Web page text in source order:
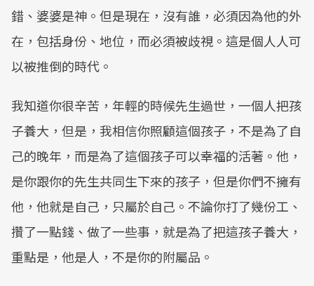
錯、婆婆是神。但是現在，沒有誰，必須因為他的外
在，包括身份、地位，而必須被歧視。這是個人人可
以被推倒的時代。
我知道你很辛苦，年輕的時候先生過世，一個人把孩
子養大，但是，我相信你照顧這個孩子，不是為了自
己的晚年，而是為了這個孩子可以幸福的活著。他，
是你跟你的先生共同生下來的孩子，但是你們不擁有
他，他就是自己，只屬於自己。不論你打了幾份工、
攢了一點錢、做了一些事，就是為了把這孩子養大，
重點是，他是人，不是你的附屬品。